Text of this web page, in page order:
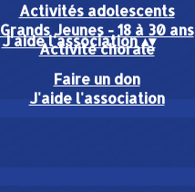
Activités adolescents
Grands Jeunes - 18 à 30 ans
Activité chorale
J'aide l'association▴▾
Faire un don
J'aide l'association